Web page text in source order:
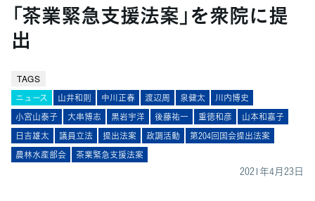
「茶業緊急支援法案」を衆院に提
出
TAGS
ニュース 山井和則 中川正春 渡辺周 泉健太
川内博史
小宮山泰子
大串博志 黒岩宇洋 後藤祐一 重徳和彦
山本和嘉子
日吉雄太
議員立法 提出法案 政調活動
第204回国会提出法案
農林水産部会
茶業緊急支援法案
2021年4月23日